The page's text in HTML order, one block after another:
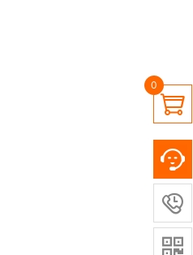

0

